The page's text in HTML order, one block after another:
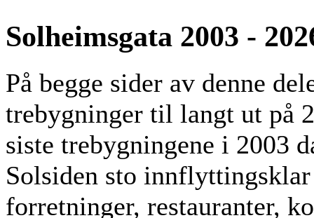
Solheimsgata 2003 -
På begge sider av denne
trebygninger til langt ut på
siste trebygningene i 2003
Solsiden sto
forretninger, restauranter,